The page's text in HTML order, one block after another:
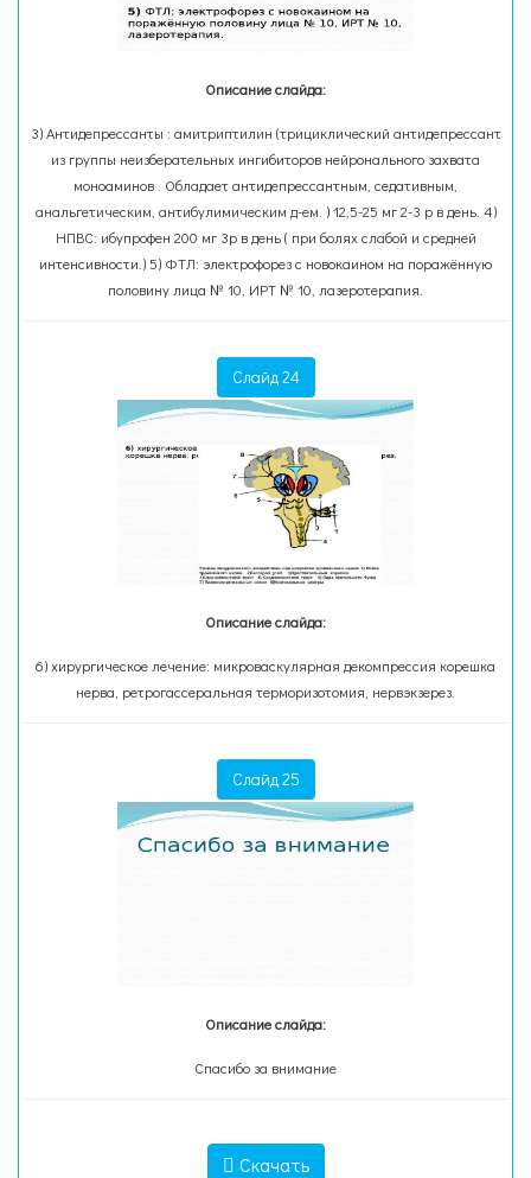
Описание слайда:
3) Антидепрессанты : амитриптилин (трициклический антидепрессант
из группы неизберательных ингибиторов нейронального захвата
моноаминов . Обладает антидепрессантным, седативным,
анальгетическим, антибулимическим д-ем. ) 12,5-25 мг 2-3 р в день. 4)
НПВС: ибупрофен 200 мг 3р в день ( при болях слабой и средней
интенсивности.) 5) ФТЛ: электрофорез с новокаином на поражённую
половину лица № 10, ИРТ № 10, лазеротерапия.
Слайд 24
Описание слайда:
6) хирургическое лечение: микроваскулярная декомпрессия корешка
нерва, ретрогассеральная терморизотомия, нервэкзерез.
Слайд 25
Описание слайда:
Спасибо за внимание
Скачать